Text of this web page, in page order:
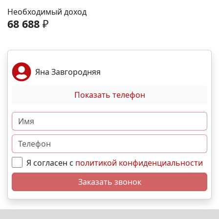
рассрочка от застройщика; Семейная, военная
,базовая,IT- ипотека; Материнский капитал;
Дистанционная покупка. 📞Свяжитесь с нами прямо
вас! N1204
Необходимый доход
68 688 ₽
Яна Завгородняя
Показать телефон
Я согласен с политикой конфиденциальности
Заказать звонок